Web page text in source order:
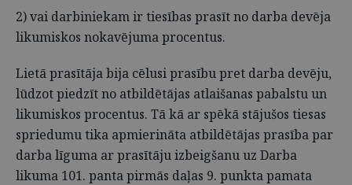
2) vai darbiniekam ir tiesības prasīt no darba devēja
likumiskos nokavējuma procentus.
Lietā prasītāja bija cēlusi prasību pret darba devēju,
lūdzot piedzīt no atbildētājas atlaišanas pabalstu un
likumiskos procentus. Tā kā ar spēkā stājušos tiesas
spriedumu tika apmierināta atbildētājas prasība par
darba līguma ar prasītāju izbeigšanu uz Darba
likuma 101. panta pirmās daļas 9. punkta pamata